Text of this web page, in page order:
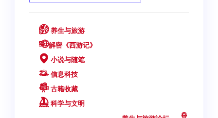
养生与旅游
解密《西游记》
小说与随笔
信息科技
古籍收藏
科学与文明